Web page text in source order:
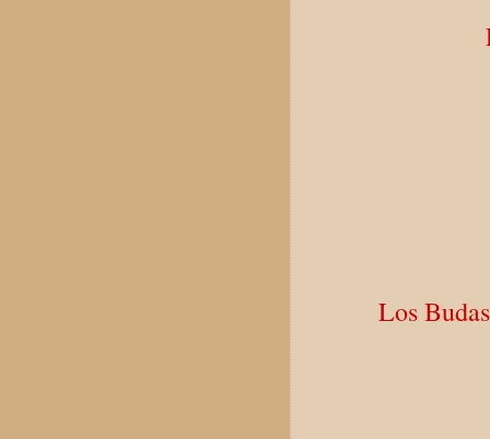
Los